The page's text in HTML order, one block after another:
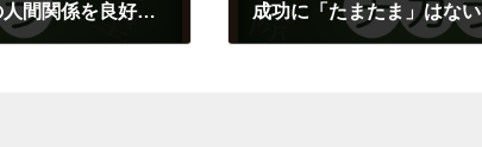
子どもは無意識に家族の人間関係を良好に保つための行動をとる 成功に「たまたま」はない